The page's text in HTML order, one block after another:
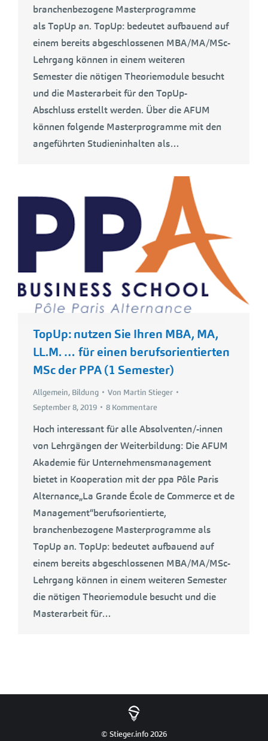
branchenbezogene Masterprogramme
als TopUp an. TopUp: bedeutet aufbauend auf
einem bereits abgeschlossenen MBA/MA/MSc-
Lehrgang können in einem weiteren
Semester die nötigen Theoriemodule besucht
und die Masterarbeit für den TopUp-
Abschluss erstellt werden. Über die AFUM
können folgende Masterprogramme mit den
angeführten Studieninhalten als…
TopUp: nutzen Sie Ihren MBA, MA,
LL.M. … für einen berufsorientierten
MSc der PPA (1 Semester)
Allgemein, Bildung Von Martin Stieger
September 8, 2019
8 Kommentare
Hoch interessant für alle Absolventen/-innen
von Lehrgängen der Weiterbildung: Die AFUM
Akademie für Unternehmensmanagement
bietet in Kooperation mit der ppa Pôle Paris
Alternance„La Grande École de Commerce et de
Management“berufsorientierte,
branchenbezogene Masterprogramme als
TopUp an. TopUp: bedeutet aufbauend auf
einem bereits abgeschlossenen MBA/MA/MSc-
Lehrgang können in einem weiteren Semester
die nötigen Theoriemodule besucht und die
Masterarbeit für…
© Stieger.info 2026